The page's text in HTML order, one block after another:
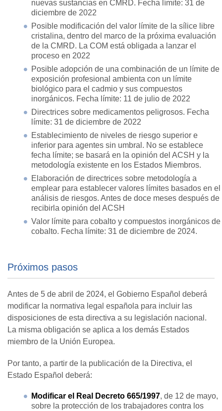
nuevas sustancias en CMRD. Fecha límite: 31 de
diciembre de 2022
Posible modificación del valor límite de la sílice libre
cristalina, dentro del marco de la próxima evaluación
de la CMRD. La COM está obligada a lanzar el
proceso en 2022
Posible adopción de una combinación de un límite de
exposición profesional ambienta con un límite
biológico para el cadmio y sus compuestos
inorgánicos. Fecha límite: 11 de julio de 2022
Directrices sobre medicamentos peligrosos. Fecha
límite: 31 de diciembre de 2022
Establecimiento de niveles de riesgo superior e
inferior para agentes sin umbral. No se establece
fecha límite; se basará en la opinión del ACSH y la
metodología existente en los Estados Miembros.
Elaboración de directrices sobre metodología a
emplear para establecer valores límites basados en el
análisis de riesgos. Antes de doce meses después de
recibirla opinión del ACSH
Valor límite para cobalto y compuestos inorgánicos de
cobalto. Fecha límite: 31 de diciembre de 2024.
Próximos pasos
Antes de 5 de abril de 2024, el Gobierno Español deberá
modificar la normativa legal española para incluir las
disposiciones de esta directiva a su legislación nacional.
La misma obligación se aplica a los demás Estados
miembro de la Unión Europea.
Por tanto, a partir de la publicación de la Directiva, el
Estado Español deberá:
Modificar el Real Decreto 665/1997, de 12 de mayo,
sobre la protección de los trabajadores contra los